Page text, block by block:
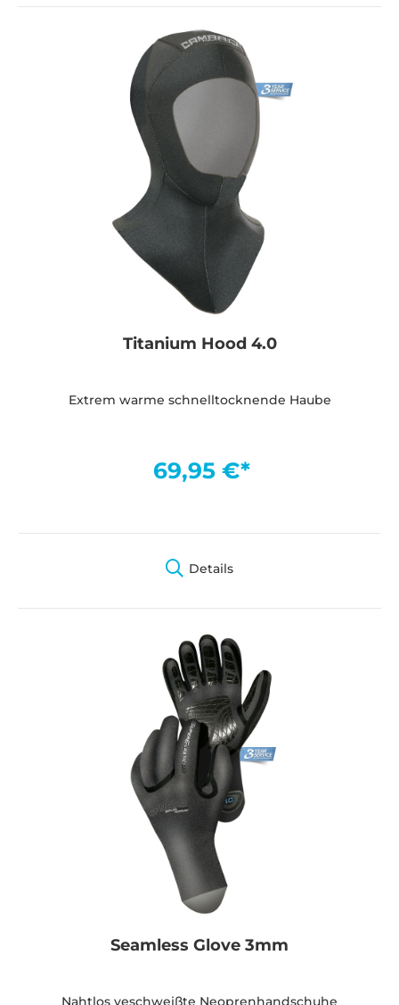
Titanium Hood 4.0
Extrem warme schnelltocknende Haube
69,95 €*
Details
Seamless Glove 3mm
Nahtlos veschweißte Neoprenhandschuhe